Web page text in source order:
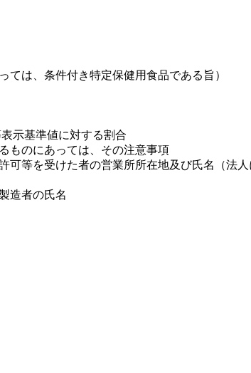
は、条件付き特定保健用食品である旨）
示基準値に対する割合
のにあっては、その注意事項
等を受けた者の営業所所在地及び氏名（法人
造者の氏名